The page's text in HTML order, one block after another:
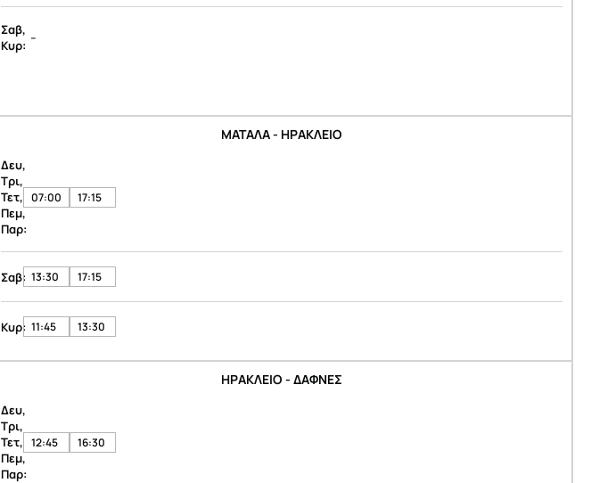
Σαβ,
Κυρ: -
ΜΑΤΑΛΑ - ΗΡΑΚΛΕΙΟ
Δευ,
Τρι,
Τετ,
Πεμ,
Παρ:
07:00 17:15
Σαβ: 13:30 17:15
Κυρ: 11:45 13:30
ΗΡΑΚΛΕΙΟ - ΔΑΦΝΕΣ
Δευ,
Τρι,
Τετ,
Πεμ,
Παρ:
12:45 16:30